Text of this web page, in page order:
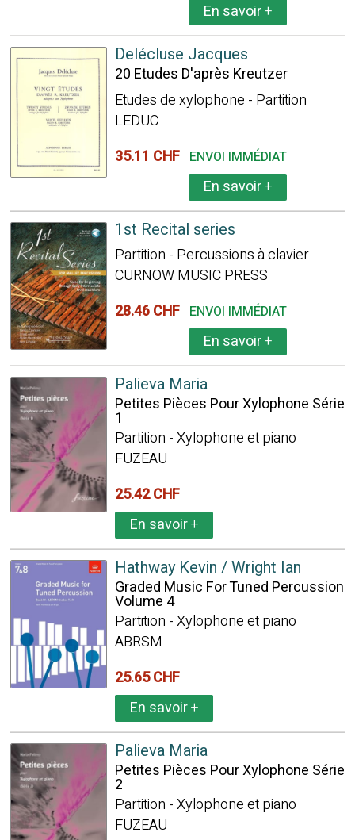
En savoir+
Delécluse Jacques
20 Etudes D'après Kreutzer
Etudes de xylophone - Partition
LEDUC
35.11 CHF ENVOI IMMÉDIAT
En savoir+
1st Recital series
Partition - Percussions à clavier
CURNOW MUSIC PRESS
28.46 CHF ENVOI IMMÉDIAT
En savoir+
Palieva Maria
Petites Pièces Pour Xylophone Série
1
Partition - Xylophone et piano
FUZEAU
25.42 CHF
En savoir+
Hathway Kevin / Wright Ian
Graded Music For Tuned Percussion
Volume 4
Partition - Xylophone et piano
ABRSM
25.65 CHF
En savoir+
Palieva Maria
Petites Pièces Pour Xylophone Série
2
Partition - Xylophone et piano
FUZEAU